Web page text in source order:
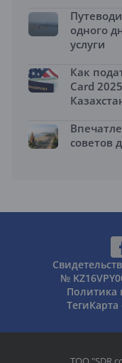
одного
услуги
Как
Card
советов
№
Политика
ТегиКарта